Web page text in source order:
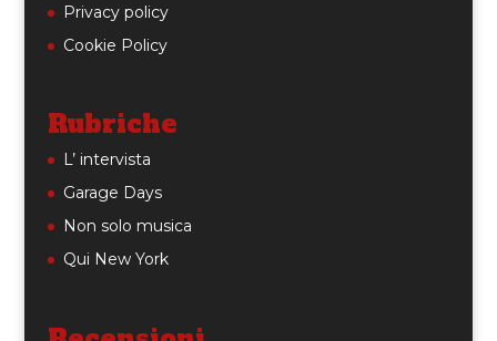
Privacy policy
Cookie Policy
Rubriche
L’ intervista
Garage Days
Non solo musica
Qui New York